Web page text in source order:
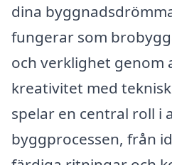
dina
fungerar som
och verklighet genom
kreativitet med
spelar en central roll i
byggprocessen, från